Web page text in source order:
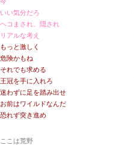
いい気分だろ
ヘコまされ、隠され
リアルな考え
もっと激しく
危険かもね
それでも求める
王冠を手に入れろ
迷わずに足を踏み出せ
お前はワイルドなんだ
恐れず突き進め
ここは荒野